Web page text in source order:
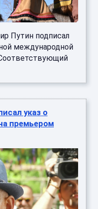
Путин подписал
международной
указ о
премьером